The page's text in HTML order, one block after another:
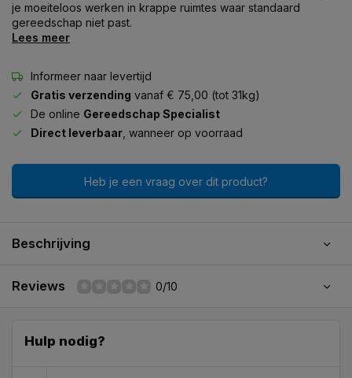
je moeiteloos werken in krappe ruimtes waar standaard
gereedschap niet past.
Lees meer
Informeer naar levertijd
Gratis verzending vanaf € 75,00 (tot 31kg)
De online Gereedschap Specialist
Direct leverbaar , wanneer op voorraad
Heb je een vraag over dit product?
Beschrijving
Reviews 0/10
Hulp nodig?